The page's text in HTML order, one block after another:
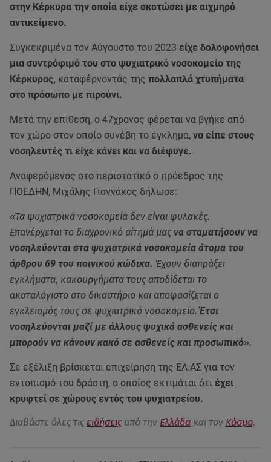
στην Κέρκυρα την οποία είχε σκοτώσει με αιχμηρό
αντικείμενο.
Συγκεκριμένα τον Αύγουστο του 2023 είχε δολοφονήσει
μια συντρόφιμό του στο ψυχιατρικό νοσοκομείο της
Κέρκυρας, καταφέρνοντάς της πολλαπλά χτυπήματα
στο πρόσωπο με πιρούνι.
Μετά την επίθεση, ο 47χρονος φέρεται να βγήκε από
τον χώρο στον οποίο συνέβη το έγκλημα, να είπε στους
νοσηλευτές τι είχε κάνει και να διέφυγε.
Αναφερόμενος στο περιστατικό ο πρόεδρος της
ΠΟΕΔΗΝ, Μιχάλης Γιαννάκος δήλωσε:
«Τα ψυχιατρικά νοσοκομεία δεν είναι φυλακές.
Επανέρχεται το διαχρονικό αίτημά μας να σταματήσουν να
νοσηλεύονται στα ψυχιατρικά νοσοκομεία άτομα του
άρθρου 69 του ποινικού κώδικα. Έχουν διαπράξει
εγκλήματα, κακουργήματα τους αποδίδεται το
ακαταλόγιστο στο δικαστήριο και αποφασίζεται ο
εγκλεισμός τους σε ψυχιατρικό νοσοκομείο.Έτσι
νοσηλεύονται μαζί με άλλους ψυχικά ασθενείς και
μπορούν να κάνουν κακό σε ασθενείς και προσωπικό».
Σε εξέλιξη βρίσκεται επιχείρηση της ΕΛ.ΑΣ για τον
εντοπισμό του δράστη, ο οποίος εκτιμάται ότι έχει
κρυφτεί σε χώρους εντός του ψυχιατρείου.
Διαβάστε όλες τις ειδήσεις από την Ελλάδα και τον Κόσμο.